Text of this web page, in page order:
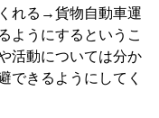
れる→貨物自動車運
ようにするというこ
活動については分か
できるようにしてく